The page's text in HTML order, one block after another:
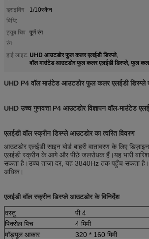
ड्राइविंग
विधि:
1/10स्कैन
ट्यूब चिप
रंग:
पूर्ण रंग
हाई लाइट: UHD आउटडोर फुल कलर एलईडी डिस्प्ले,
वॉल माउंटेड आउटडोर फुल कलर एलईडी डिस्प्ले, फुल
UHD P4 वॉल माउंटेड आउटडोर फुल कलर एलईडी डिस्प्ले
UHD उच्च गुणवत्ता P4 आउटडोर विज्ञापन वॉल-माउंटेड
एलईडी वॉल स्क्रीन डिस्प्ले आउटडोर का त्वरित विवरण
आउटडोर एलईडी साइन बोर्ड बाहरी वातावरण के लिए
एलईडी स्क्रीन के आगे और पीछे जलरोधक हैं।यह भारी बारिश
सकता है।उच्च ताज़ा दर, यह 3840Hz तक पहुँच सकता
अधिक।
एलईडी वॉल स्क्रीन डिस्प्ले आउटडोर के विनिर्देश
वस्तु
पी 4
पिक्सेल पिच
4 मिमी
मॉड्यूल आकार
320 * 160 मिमी